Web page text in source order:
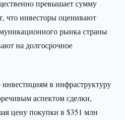
превышает сумму
что инвесторы оценивают
рынка страны
на долгосрочное
в инфраструктуру
аспектом сделки,
цену покупки в $351 млн